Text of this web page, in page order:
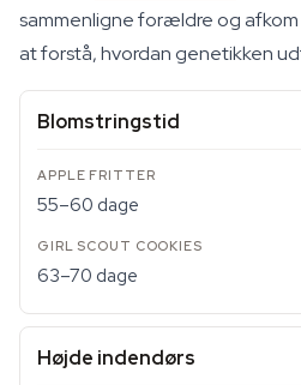
sammenligne forældre og
at forstå, hvordan genetikken
Blomstringstid
55–60 dage
63–70 dage
Højde indendørs